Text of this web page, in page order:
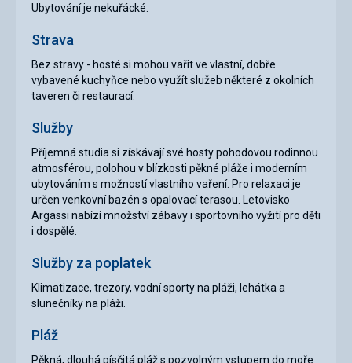
Ubytování je nekuřácké.
Strava
Bez stravy - hosté si mohou vařit ve vlastní, dobře
vybavené kuchyňce nebo využít služeb některé z okolních
taveren či restaurací.
Služby
Příjemná studia si získávají své hosty pohodovou rodinnou
atmosférou, polohou v blízkosti pěkné pláže i moderním
ubytováním s možností vlastního vaření. Pro relaxaci je
určen venkovní bazén s opalovací terasou. Letovisko
Argassi nabízí množství zábavy i sportovního vyžití pro děti
i dospělé.
Služby za poplatek
Klimatizace, trezory, vodní sporty na pláži, lehátka a
slunečníky na pláži.
Pláž
Pěkná, dlouhá písčitá pláž s pozvolným vstupem do moře